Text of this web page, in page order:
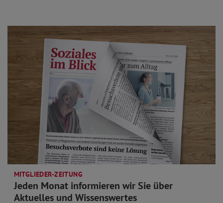
MITGLIEDER-ZEITUNG
Jeden Monat informieren wir Sie über
Aktuelles und Wissenswertes